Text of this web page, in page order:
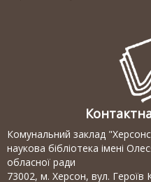
Комунальний заклад
наукова бібліотека імені
обласної ради
73002, м. Херсон, вул. Героїв